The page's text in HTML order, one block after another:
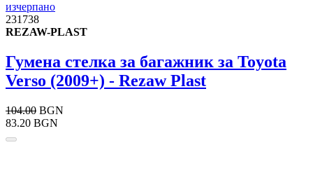
изчерпано
231738
REZAW-PLAST
Гумена стелка за багажник за Toyota
Verso (2009+) - Rezaw Plast
104.00 BGN
83.20 BGN